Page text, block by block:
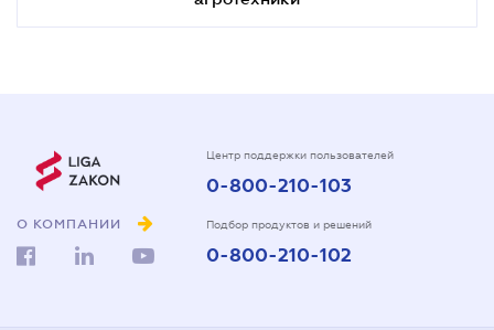
О КОМПАНИИ
Центр поддержки пользователей
0-800-210-103
Подбор продуктов и решений
0-800-210-102